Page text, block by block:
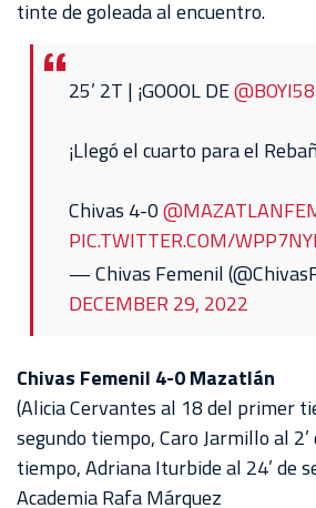
tinte de goleada al encuentro.
25’ 2T | ¡GOOOL DE@BOYI58
¡Llegó el cuarto para el
Chivas 4-0
PIC.TWITTER.COM/
— Chivas Femenil
DECEMBER 29, 2022
Chivas Femenil 4-0 Mazatlán
(Alicia Cervantes al 18 del primer
segundo tiempo, Caro Jarmillo al 2’
tiempo, Adriana Iturbide al 24’ de
Academia Rafa Márquez